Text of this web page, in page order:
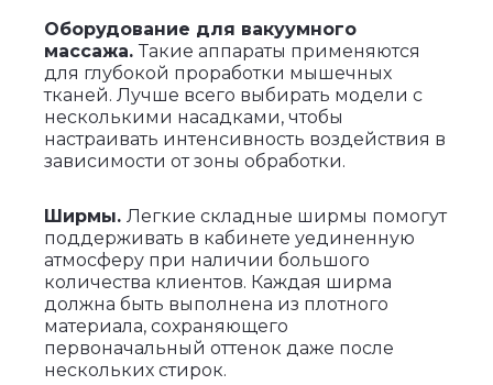
Оборудование для вакуумного
массажа.Такие аппараты применяются
для глубокой проработки мышечных
тканей. Лучше всего выбирать модели с
несколькими насадками, чтобы
настраивать интенсивность воздействия в
зависимости от зоны обработки.
Ширмы. Легкие складные ширмы помогут
поддерживать в кабинете уединенную
атмосферу при наличии большого
количества клиентов. Каждая ширма
должна быть выполнена из плотного
материала, сохраняющего
первоначальный оттенок даже после
нескольких стирок.